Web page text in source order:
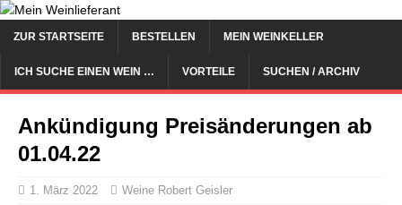
ZUR STARTSEITE BESTELLEN MEIN WEINKELLER
ICH SUCHE EINEN WEIN … VORTEILE SUCHEN / ARCHIV
Ankündigung Preisänderungen ab
01.04.22
1. März 2022 Weine Robert Geisler